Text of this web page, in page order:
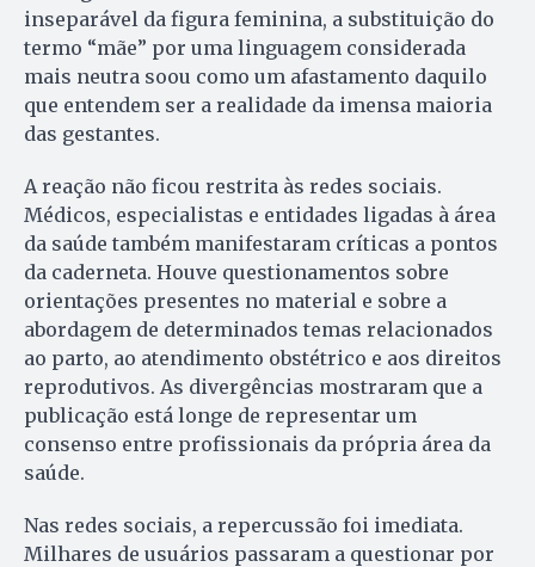
inseparável da figura feminina, a substituição do
termo “mãe” por uma linguagem considerada
mais neutra soou como um afastamento daquilo
que entendem ser a realidade da imensa maioria
das gestantes.
A reação não ficou restrita às redes sociais.
Médicos, especialistas e entidades ligadas à área
da saúde também manifestaram críticas a pontos
da caderneta. Houve questionamentos sobre
orientações presentes no material e sobre a
abordagem de determinados temas relacionados
ao parto, ao atendimento obstétrico e aos direitos
reprodutivos. As divergências mostraram que a
publicação está longe de representar um
consenso entre profissionais da própria área da
saúde.
Nas redes sociais, a repercussão foi imediata.
Milhares de usuários passaram a questionar por